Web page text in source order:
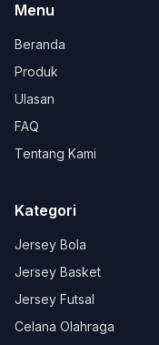
Menu
Beranda
Produk
Ulasan
FAQ
Tentang Kami
Kategori
Jersey Bola
Jersey Basket
Jersey Futsal
Celana Olahraga